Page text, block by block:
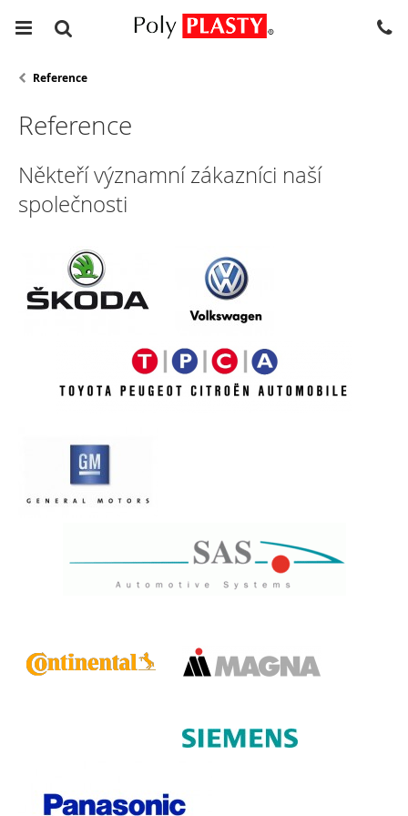
Reference
Reference
Někteří významní zákazníci naší
společnosti